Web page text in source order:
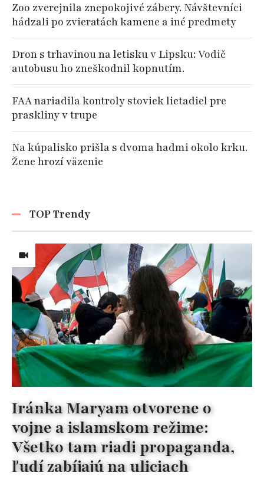
Zoo zverejnila znepokojivé zábery. Návštevníci
hádzali po zvieratách kamene a iné predmety
Dron s trhavinou na letisku v Lipsku: Vodič
autobusu ho zneškodnil kopnutím.
FAA nariadila kontroly stoviek lietadiel pre
praskliny v trupe
Na kúpalisko prišla s dvoma hadmi okolo krku.
Žene hrozí väzenie
TOP Trendy
Iránka Maryam otvorene o
vojne a islamskom režime:
Všetko tam riadi propaganda,
ľudí zabíjajú na uliciach